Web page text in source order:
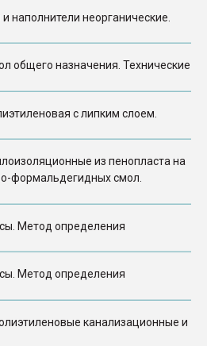
наполнители неорганические.
общего назначения. Технические
с липким слоем.
из пенопласта на
формальдегидных смол.
Метод определения
Метод определения
канализационные и